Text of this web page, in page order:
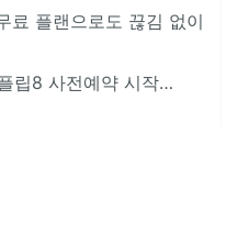
료 플랜으로도 끊김 없이
립8 사전예약 시작…